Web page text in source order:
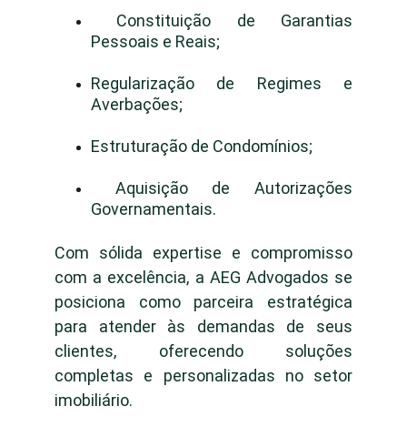
Constituição de Garantias
Pessoais e Reais;
Regularização de Regimes e
Averbações;
Estruturação de Condomínios;
Aquisição de Autorizações
Governamentais.
Com sólida expertise e compromisso
com a excelência, a AEG Advogados se
posiciona como parceira estratégica
para atender às demandas de seus
clientes, oferecendo soluções
completas e personalizadas no setor
imobiliário.